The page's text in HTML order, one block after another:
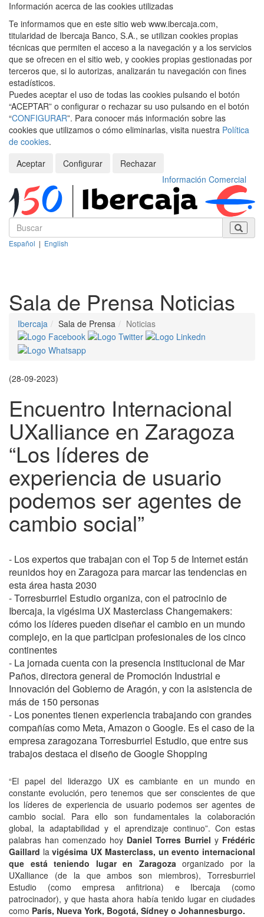
Información acerca de las cookies utilizadas
Te informamos que en este sitio web www.ibercaja.com,
titularidad de Ibercaja Banco, S.A., se utilizan cookies propias
técnicas que permiten el acceso a la navegación y a los servicios
que se ofrecen en el sitio web, y cookies propias gestionadas por
terceros que, si lo autorizas, analizarán tu navegación con fines
estadísticos.
Puedes aceptar el uso de todas las cookies pulsando el botón
“ACEPTAR” o configurar o rechazar su uso pulsando en el botón
“CONFIGURAR”. Para conocer más información sobre las
cookies que utilizamos o cómo eliminarlas, visita nuestra Política
de cookies.
Aceptar
Configurar
Rechazar
Información Comercial
Español | English
Sala de Prensa Noticias
Ibercaja Sala de Prensa Noticias
(28-09-2023)
Encuentro Internacional
UXalliance en Zaragoza
“Los líderes de
experiencia de usuario
podemos ser agentes de
cambio social”
- Los expertos que trabajan con el Top 5 de Internet están
reunidos hoy en Zaragoza para marcar las tendencias en
esta área hasta 2030
- Torresburriel Estudio organiza, con el patrocinio de
Ibercaja, la vigésima UX Masterclass Changemakers:
cómo los líderes pueden diseñar el cambio en un mundo
complejo, en la que participan profesionales de los cinco
continentes
- La jornada cuenta con la presencia institucional de Mar
Paños, directora general de Promoción Industrial e
Innovación del Gobierno de Aragón, y con la asistencia de
más de 150 personas
- Los ponentes tienen experiencia trabajando con grandes
compañías como Meta, Amazon o Google. Es el caso de la
empresa zaragozana Torresburriel Estudio, que entre sus
trabajos destaca el diseño de Google Shopping
“El papel del liderazgo UX es cambiante en un mundo en
constante evolución, pero tenemos que ser conscientes de que
los líderes de experiencia de usuario podemos ser agentes de
cambio social. Para ello son fundamentales la colaboración
global, la adaptabilidad y el aprendizaje continuo”. Con estas
palabras han comenzado hoy Daniel Torres Burriel y Frédéric
Gaillard lavigésima UX Masterclass, un evento internacional
que está teniendo lugar en Zaragoza organizado por la
UXalliance (de la que ambos son miembros), Torresburriel
Estudio (como empresa anfitriona) e Ibercaja (como
patrocinador), y que hasta ahora había tenido lugar en ciudades
como París, Nueva York, Bogotá, Sídney o Johannesburgo.